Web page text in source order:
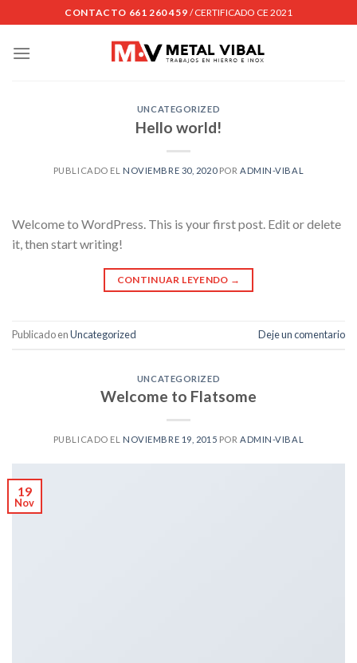
to
content
CONTACTO 661 260 459 / CERTIFICADO CE 2021
UNCATEGORIZED
Hello world!
PUBLICADO EL NOVIEMBRE 30, 2020POR ADMIN-VIBAL
Welcome to WordPress. This is your first post. Edit or delete
it, then start writing!
CONTINUAR LEYENDO →
Publicado enUncategorized Deje un comentario
UNCATEGORIZED
Welcome to Flatsome
PUBLICADO EL NOVIEMBRE 19, 2015 POR ADMIN-VIBAL
19
Nov